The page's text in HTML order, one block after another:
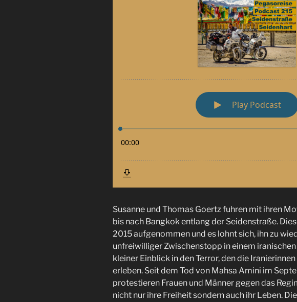
Susanne und Thomas Goertz fuhren mit ihren
bis nach Bangkok entlang der Seidenstraße.
2015 aufgenommen und es lohnt sich, ihn zu
unfreiwilliger Zwischenstopp in einem
kleiner Einblick in den Terror, den die
erleben. Seit dem Tod von Mahsa Amini im
protestieren Frauen und Männer gegen das
nicht nur ihre Freiheit sondern auch ihr Leben.